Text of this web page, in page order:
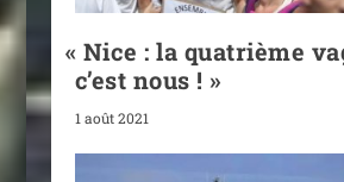
« Nice : la quatrième
c’est nous ! »
1 août 2021